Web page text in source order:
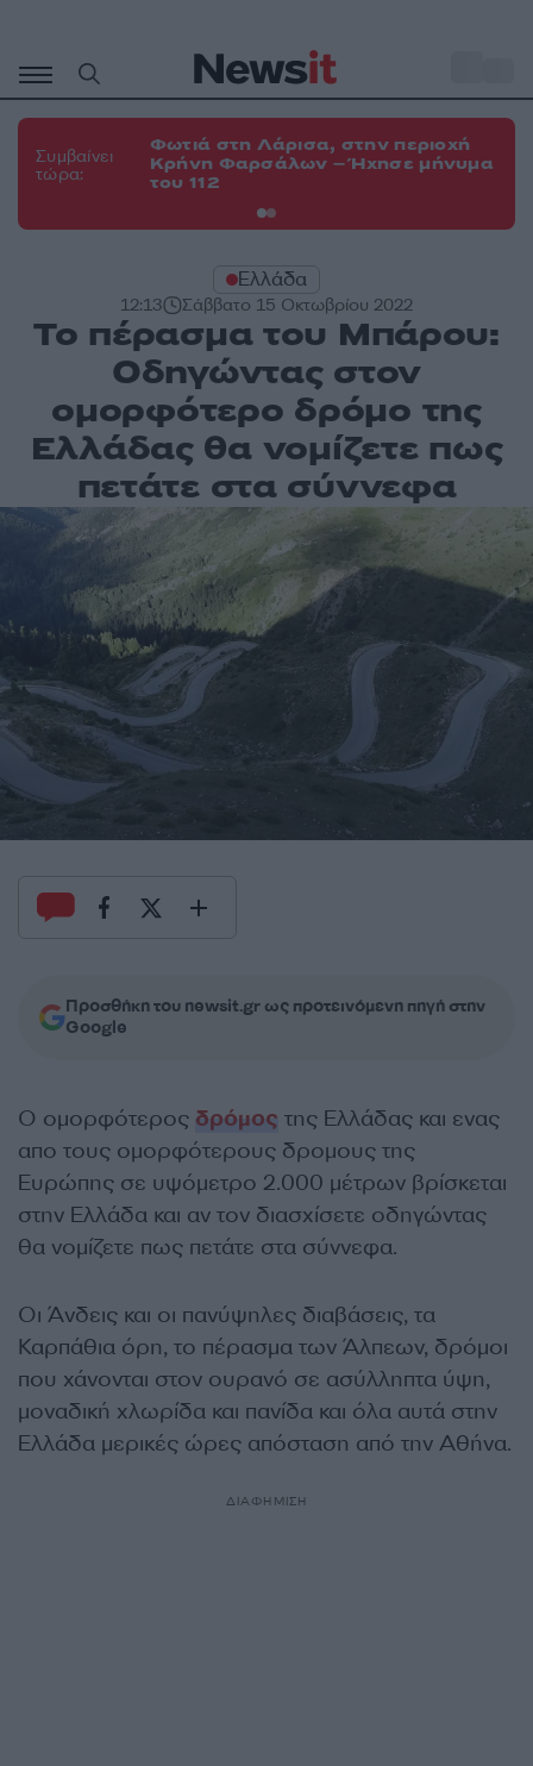
περιεχόμενο
Συμβαίνει
τώρα:
Φωτιά στη Λάρισα, στην περιοχή
Κρήνη Φαρσάλων – Ήχησε μήνυμα
του 112
Ελλάδα
12:13 Σάββατο 15 Οκτωβρίου 2022
Το πέρασμα του Μπάρου:
Οδηγώντας στον
ομορφότερο δρόμο της
Ελλάδας θα νομίζετε πως
πετάτε στα σύννεφα
Προσθήκη του newsit.gr ως προτεινόμενη πηγή στην
Google
Ο ομορφότερος δρόμος της Ελλάδας και ενας
απο τους ομορφότερους δρομους της
Ευρώπης σε υψόμετρο 2.000 μέτρων βρίσκεται
στην Ελλάδα και αν τον διασχίσετε οδηγώντας
θα νομίζετε πως πετάτε στα σύννεφα.
Οι Άνδεις και οι πανύψηλες διαβάσεις, τα
Καρπάθια όρη, το πέρασμα των Άλπεων, δρόμοι
που χάνονται στον ουρανό σε ασύλληπτα ύψη,
μοναδική χλωρίδα και πανίδα και όλα αυτά στην
Ελλάδα μερικές ώρες απόσταση από την Αθήνα.
ΔΙΑΦΗΜΙΣΗ